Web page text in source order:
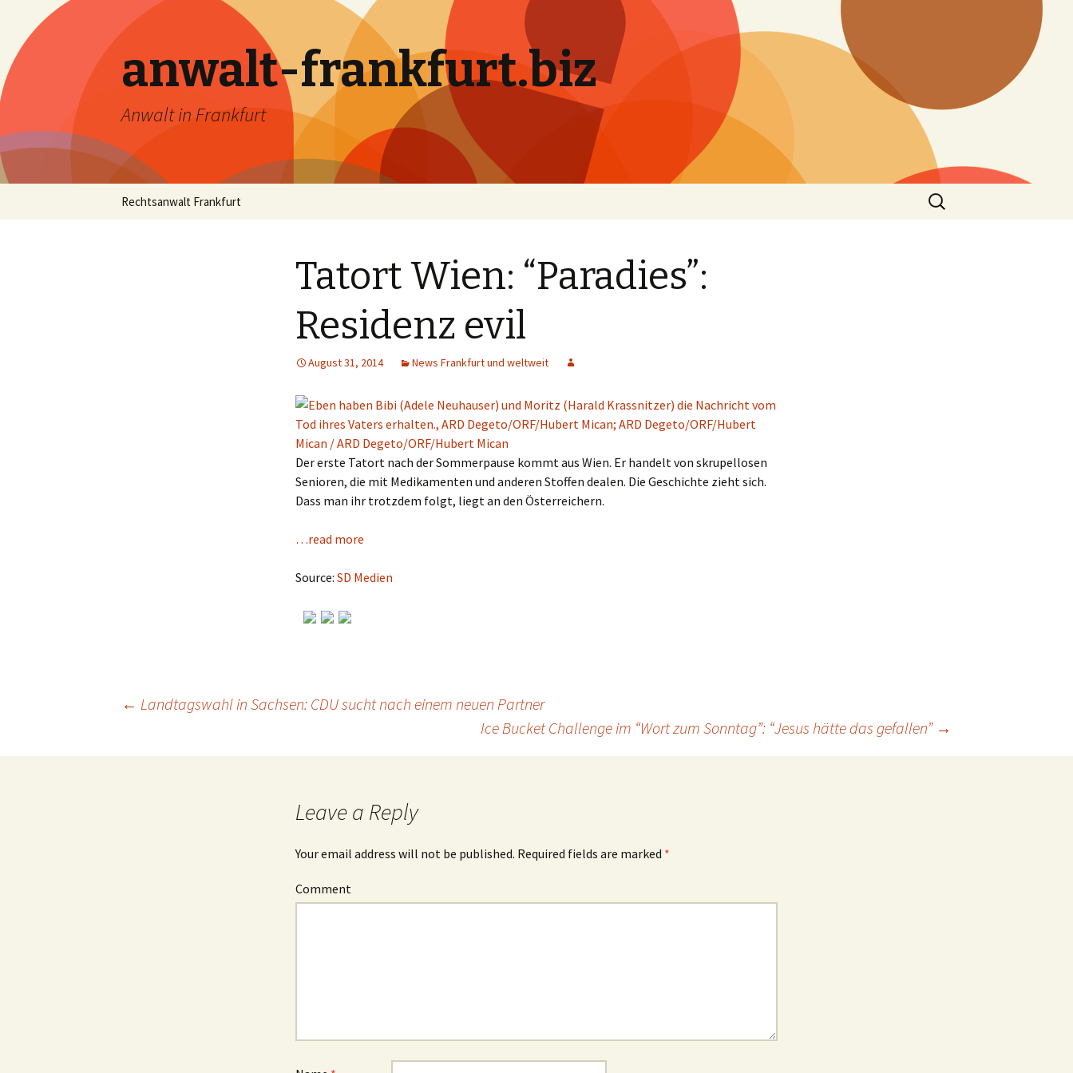
anwalt-frankfurt.biz
Anwalt in Frankfurt
Skip
Rechtsanwalt Frankfurt
Search
for:
Tatort Wien: “Paradies”:
Residenz evil
August 31, 2014 News Frankfurt und weltweit
Der erste Tatort nach der Sommerpause kommt aus Wien. Er handelt von skrupellosen
Senioren, die mit Medikamenten und anderen Stoffen dealen. Die Geschichte zieht sich.
Dass man ihr trotzdem folgt, liegt an den Österreichern.
…read more
Source: SD Medien
Post
← Landtagswahl in Sachsen: CDU sucht nach einem neuen Partner
Ice Bucket Challenge im “Wort zum Sonntag”: “Jesus hätte das gefallen” →
Leave a Reply
Your email address will not be published. Required fields are marked *
Comment